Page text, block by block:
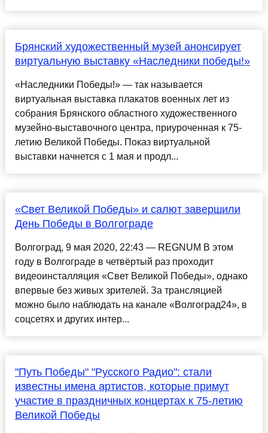
Брянский художественный музей анонсирует
виртуальную выставку «Наследники победы!»
«Наследники Победы!» — так называется
виртуальная выставка плакатов военных лет из
собрания Брянского областного художественного
музейно-выставочного центра, приуроченная к 75-
летию Великой Победы. Показ виртуальной
выставки начнется с 1 мая и продл...
«Свет Великой Победы» и салют завершили
День Победы в Волгограде
Волгоград, 9 мая 2020, 22:43 — REGNUM В этом
году в Волгограде в четвёртый раз проходит
видеоинсталляция «Свет Великой Победы», однако
впервые без живых зрителей. За трансляцией
можно было наблюдать на канале «Волгоград24», в
соцсетях и других интер...
"Путь Победы" "Русского Радио": стали
известны имена артистов, которые примут
участие в праздничных концертах к 75-летию
Великой Победы